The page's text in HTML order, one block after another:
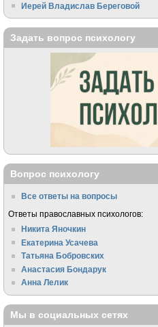
Иерей Владислав Береговой
Задать вопрос психологу
Вопрос психологу
Все ответы на вопросы
Ответы православных психологов:
Никита Яночкин
Екатерина Усачева
Татьяна Бобровских
Анастасия Бондарук
Анна Лелик
Мы в социальных сетях